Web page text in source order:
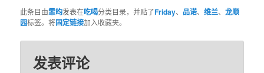
此条目由霏昀发表在吃喝分类目录，并贴了Friday、 品诺、维兰、龙顺
园标签。将固定链接加入收藏夹。
发表评论